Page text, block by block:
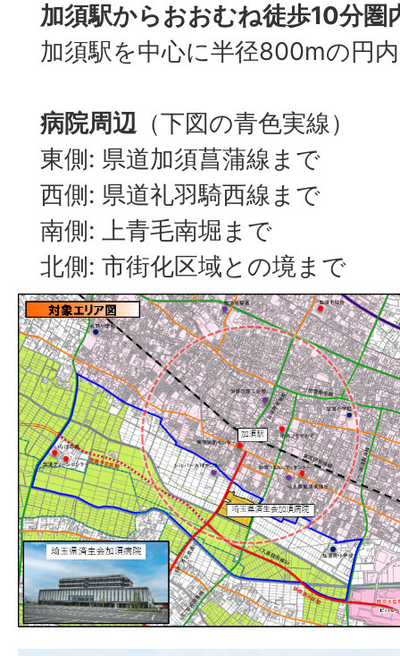
加須駅からおおむね徒歩10分圏
加須駅を中心に半径800mの円内
病院周辺（下図の青色実線）
東側: 県道加須菖蒲線まで
西側: 県道礼羽騎西線まで
南側: 上青毛南堀まで
北側: 市街化区域との境まで